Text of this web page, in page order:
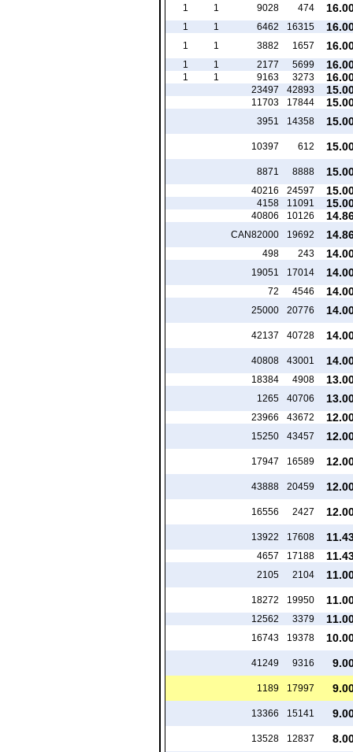
474
9028
1
1
16315
6462
1
1
1657
3882
1
1
5699
2177
1
1
3273
9163
1
1
42893
23497
17844
11703
14358
3951
612
10397
8888
8871
24597
40216
11091
4158
10126
40806
19692
CAN82000
243
498
17014
19051
4546
72
20776
25000
40728
42137
43001
40808
4908
18384
40706
1265
43672
23966
43457
15250
16589
17947
20459
43888
2427
16556
17608
13922
17188
4657
2104
2105
19950
18272
3379
12562
19378
16743
9316
41249
17997
1189
15141
13366
12837
13528